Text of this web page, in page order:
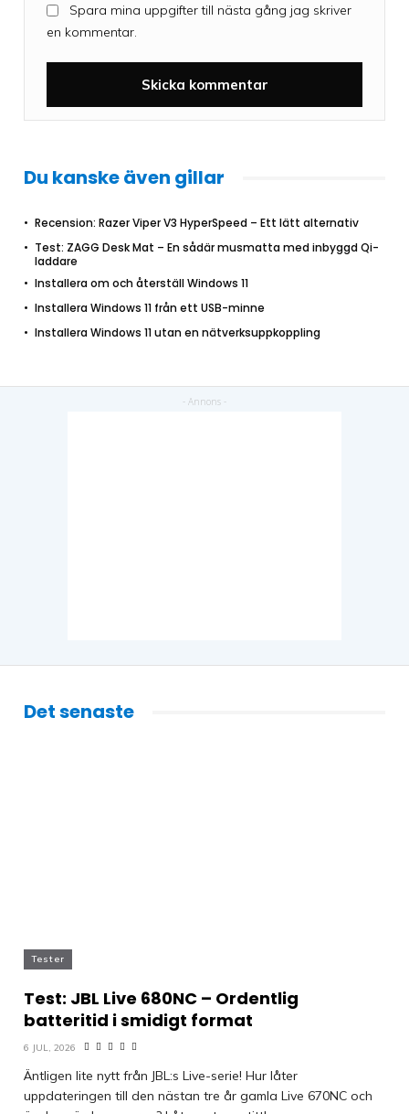
Spara mina uppgifter till nästa gång jag skriver
en kommentar.
Du kanske även gillar
Recension: Razer Viper V3 HyperSpeed – Ett lätt alternativ
Test: ZAGG Desk Mat – En sådär musmatta med inbyggd Qi-
laddare
Installera om och återställ Windows 11
Installera Windows 11 från ett USB-minne
Installera Windows 11 utan en nätverksuppkoppling
Det senaste
Tester
Test: JBL Live 680NC – Ordentlig
batteritid i smidigt format
6 JUL, 2026
Äntligen lite nytt från JBL:s Live-serie! Hur låter
uppdateringen till den nästan tre år gamla Live 670NC och